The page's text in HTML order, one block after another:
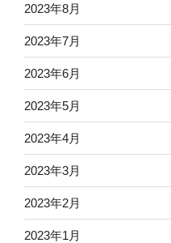
2023年8月
2023年7月
2023年6月
2023年5月
2023年4月
2023年3月
2023年2月
2023年1月